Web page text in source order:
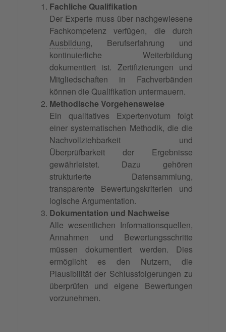
Fachliche Qualifikation
Der Experte muss über nachgewiesene
Fachkompetenz verfügen, die durch
Ausbildung, Berufserfahrung und
kontinuierliche Weiterbildung
dokumentiert ist. Zertifizierungen und
Mitgliedschaften in Fachverbänden
können die Qualifikation untermauern.
Methodische Vorgehensweise
Ein qualitatives Expertenvotum folgt
einer systematischen Methodik, die die
Nachvollziehbarkeit und
Überprüfbarkeit der Ergebnisse
gewährleistet. Dazu gehören
strukturierte Datensammlung,
transparente Bewertungskriterien und
logische Argumentation.
Dokumentation und Nachweise
Alle wesentlichen Informationsquellen,
Annahmen und Bewertungsschritte
müssen dokumentiert werden. Dies
ermöglicht es den Nutzern, die
Plausibilität der Schlussfolgerungen zu
überprüfen und eigene Bewertungen
vorzunehmen.